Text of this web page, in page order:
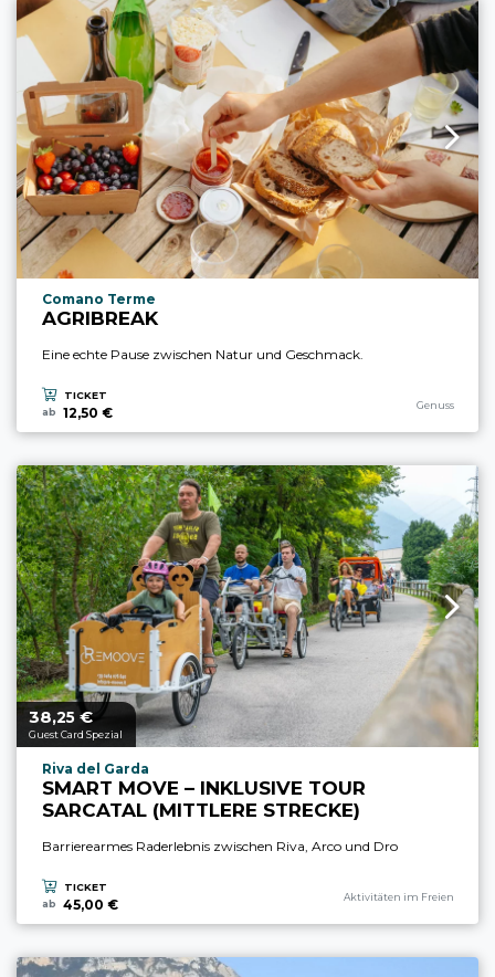
aria.experience_location_prefix
Comano Terme
AGRIBREAK
Eine echte Pause zwischen Natur und Geschmack.
TICKET
ab
12,50 € Genuss
aria.price_from_prefix
38,25 €
Guest Card Spezial
aria.experience_location_prefix
Riva del Garda
SMART MOVE – INKLUSIVE TOUR
SARCATAL (MITTLERE STRECKE)
Barrierearmes Raderlebnis zwischen Riva, Arco und Dro
TICKET
ab
45,00 € Aktivitäten im Freien